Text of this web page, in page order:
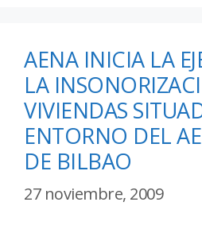
AENA INICIA LA
LA
VIVIENDAS
ENTORNO DEL
DE BILBAO
27 noviembre, 2009